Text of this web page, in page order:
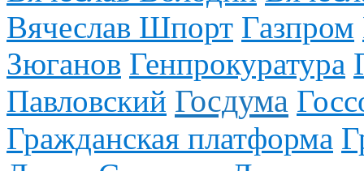
Вячеслав Шпорт Газпром
Зюганов Генпрокуратура
Павловский Госдума
Гражданская платформа